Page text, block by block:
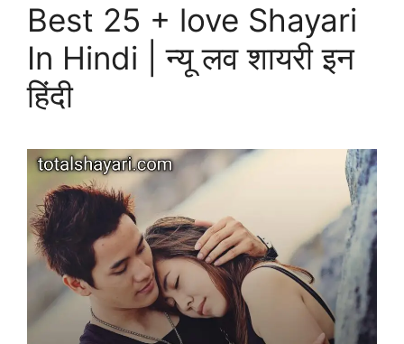
Best 25 + love Shayari
In Hindi | न्यू लव शायरी इन
हिंदी